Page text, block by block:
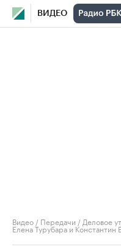
ВИДЕО
Видео / Передачи / Деловое
Елена Турубара и Константин